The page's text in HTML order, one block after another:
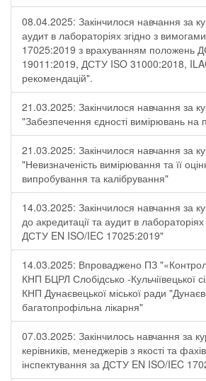
08.04.2025: Закінчилося навчання за
аудит в лабораторіях згідно з
17025:2019 з врахуванням положень
19011:2019, ДСТУ ISO 31000:2018,
рекомендацій".
21.03.2025: Закінчилося навчання за
"Забезпечення єдності вимірювань на
21.03.2025: Закінчилося навчання за
"Невизначеність вимірювання та її
випробування та калібрування"
14.03.2025: Закінчилося навчання за
до акредитації та аудит в
ДСТУ EN ISO/IEC 17025:2019"
14.03.2025: Впроваджено ПЗ
КНП БЦРЛ Слобідсько -Кульчіївецької
КНП Дунаєвецької міської ради
багатопрофільна лікарня"
07.03.2025: Закінчилось навчання за
керівників, менеджерів з якості та
інспектування за ДСТУ EN ISO/IEC